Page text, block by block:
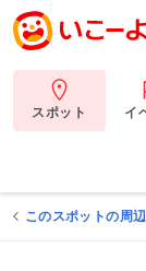
スポット イ
このスポットの周